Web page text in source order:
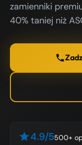
zamienniki
40% taniej niż
4.9/5500+